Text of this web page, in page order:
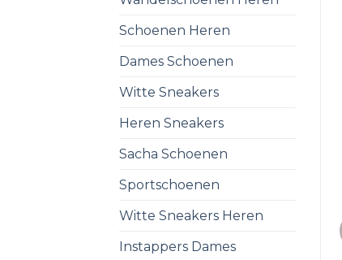
Schoenen Heren
Dames Schoenen
Witte Sneakers
Heren Sneakers
Sacha Schoenen
Sportschoenen
Witte Sneakers Heren
Instappers Dames